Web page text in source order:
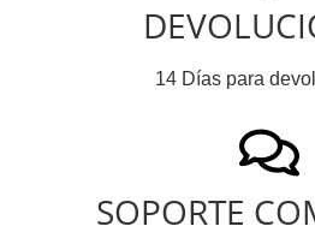
14 Días para
SOPORTE